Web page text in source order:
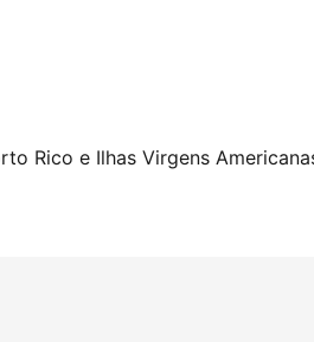
Rico e Ilhas Virgens